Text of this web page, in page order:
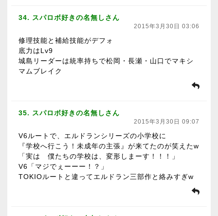
34. スパロボ好きの名無しさん
2015年3月30日 03:06
修理技能と補給技能がデフォ
底力はLv9
城島リーダーは統率持ちで松岡・長瀬・山口でマキシ
マムブレイク
35. スパロボ好きの名無しさん
2015年3月30日 09:07
V6ルートで、エルドランシリーズの小学校に
『学校へ行こう！未成年の主張』が来てたのが笑えたw
「実は 僕たちの学校は、変形しまーす！！！」
V6「マジでぇーーー！？」
TOKIOルートと違ってエルドラン三部作と絡みすぎw